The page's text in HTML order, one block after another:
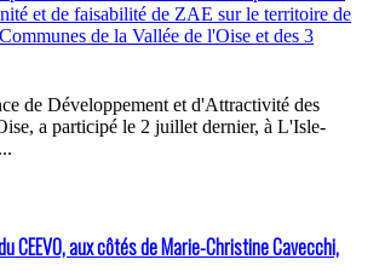
de Développement et d'Attractivité des
a participé le 2 juillet dernier, à L'Isle-
CEEVO, aux côtés de Marie-Christine Cavecchi,